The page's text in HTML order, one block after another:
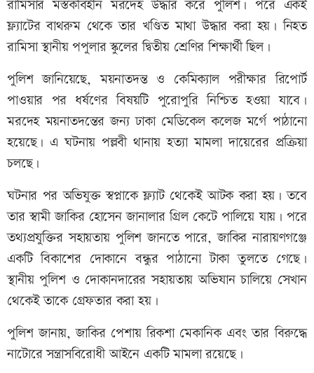
রামিসার মস্তকবিহীন মরদেহ উদ্ধার করে পুলিশ। পরে একই
ফ্ল্যাটের বাথরুম থেকে তার খণ্ডিত মাথা উদ্ধার করা হয়। নিহত
রামিসা স্থানীয় পপুলার স্কুলের দ্বিতীয় শ্রেণির শিক্ষার্থী ছিল।
পুলিশ জানিয়েছে, ময়নাতদন্ত ও কেমিক্যাল পরীক্ষার রিপোর্ট
পাওয়ার পর ধর্ষণের বিষয়টি পুরোপুরি নিশ্চিত হওয়া যাবে।
মরদেহ ময়নাতদন্তের জন্য ঢাকা মেডিকেল কলেজ মর্গে পাঠানো
হয়েছে। এ ঘটনায় পল্লবী থানায় হত্যা মামলা দায়েরের প্রক্রিয়া
চলছে।
ঘটনার পর অভিযুক্ত স্বপ্নাকে ফ্ল্যাট থেকেই আটক করা হয়। তবে
তার স্বামী জাকির হোসেন জানালার গ্রিল কেটে পালিয়ে যায়। পরে
তথ্যপ্রযুক্তির সহায়তায় পুলিশ জানতে পারে, জাকির নারায়ণগঞ্জে
একটি বিকাশের দোকানে বন্ধুর পাঠানো টাকা তুলতে গেছে।
স্থানীয় পুলিশ ও দোকানদারের সহায়তায় অভিযান চালিয়ে সেখান
থেকেই তাকে গ্রেফতার করা হয়।
পুলিশ জানায়, জাকির পেশায় রিকশা মেকানিক এবং তার বিরুদ্ধে
নাটোরে সন্ত্রাসবিরোধী আইনে একটি মামলা রয়েছে।